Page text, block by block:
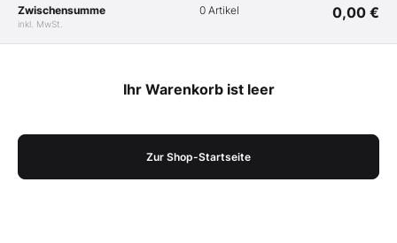
Zwischensumme
inkl. MwSt.
0 Artikel 0,00 €
Ihr Warenkorb ist leer
Zur Shop-Startseite